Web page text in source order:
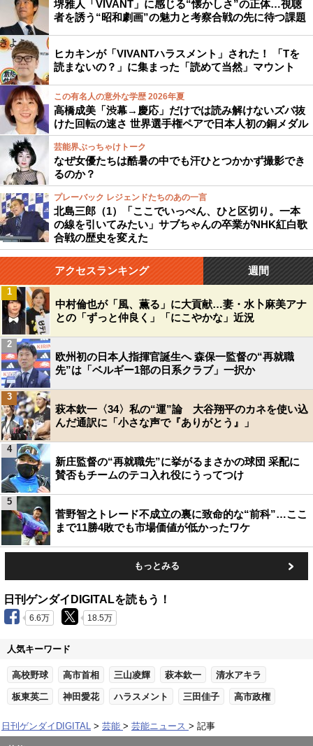
堺雅人「VIVANT」に感じる“懐かしさ”の正体…視聴
者を誘う“昭和劇画”の魅力と考察合戦の先に待つ課題
ヒカキンが「VIVANTハラスメント」された！ 「Tを
読まないの？」に集まった「読めて当然」マウント
この有名人の意外な学歴 2026年夏
高橋成美「渋幕→慶応」だけでは読み解けないズバ抜
けた回転の速さ 世界選手権ペアで日本人初の銅メダル
芸能界ぶっちゃけトーク
なぜ女優たちは酷暑の中でも汗ひとつかかず撮影でき
るのか？
プレーバック レジェンドたちのあの一言
北島三郎（1）「ここでいっぺん、ひと区切り。一本
の線を引いてみたい」サブちゃんの卒業がNHK紅白歌
合戦の歴史を変えた
アクセスランキング 週間
中村倫也が「風、薫る」に大貢献…妻・水卜麻美アナ
との「ずっと仲良く」「にこやかな」近況
1
欧州初の日本人指揮官誕生へ 森保一監督の“再就職
先”は「ベルギー1部の日系クラブ」一択か
2
萩本欽一〈34〉私の“運”論 大谷翔平のカネを使い込
んだ通訳に「小さな声で『ありがとう』」
3
新庄監督の“再就職先”に挙がるまさかの球団 采配に
賛否もチームのテコ入れ役にうってつけ
4
菅野智之トレード不成立の裏に致命的な“前科”…ここ
まで11勝4敗でも市場価値が低かったワケ
5
もっとみる
日刊ゲンダイDIGITALを読もう！
6.6万 18.5万
人気キーワード
高校野球 高市首相 三山凌輝 萩本欽一 清水アキラ
板東英二 神田愛花 ハラスメント 三田佳子 高市政権
日刊ゲンダイDIGITAL 芸能 芸能ニュース 記事